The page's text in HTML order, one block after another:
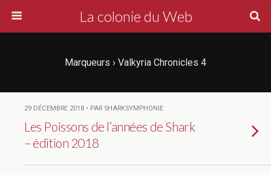
La colonie du Web
Marqueurs › Valkyria Chronicles 4
29 DÉCEMBRE 2018 • PAR SHARKSYMPHONIE
Les Poissons de l’années de Shark
– édition 2018